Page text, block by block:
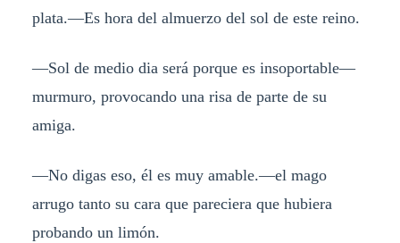
plata.—Es hora del almuerzo del sol de este reino.
—Sol de medio dia será porque es insoportable—
murmuro, provocando una risa de parte de su
amiga.
—No digas eso, él es muy amable.—el mago
arrugo tanto su cara que pareciera que hubiera
probando un limón.